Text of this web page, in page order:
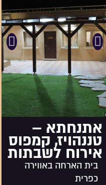
אתנחתא –
טננהויז, קמפוס
אירוח לשבתות
בית הארחה באווירה
כפרית